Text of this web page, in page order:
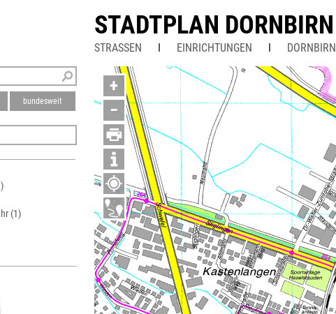
STADTPLAN DORNBIRN
STRASSEN EINRICHTUNGEN DORNBIRN
+
−
bundesweit
(1)